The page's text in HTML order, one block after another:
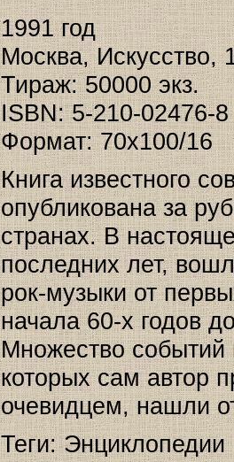
1991 год
Москва, Искусство,
Тираж: 50000 экз.
ISBN: 5-210-02476-8
Формат: 70x100/16
Книга известного
опубликована за
странах. В
последних лет,
рок-музыки от
начала 60-х годов
Множество событий
которых сам автор
очевидцем, нашли
Теги: Энциклопедии